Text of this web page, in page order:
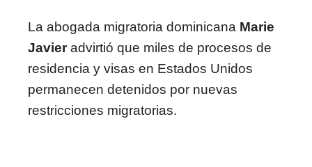
La abogada migratoria dominicana Marie
Javieradvirtió que miles de procesos de
residencia y visas en Estados Unidos
permanecen detenidos por nuevas
restricciones migratorias.